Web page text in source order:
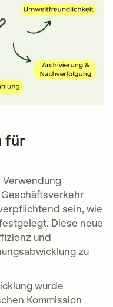
für
Verwendung
sein, wie
Diese neue
und
zu
wurde
Kommission